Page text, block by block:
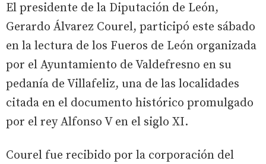
El presidente de la Diputación de León,
Gerardo Álvarez Courel, participó este sábado
en la lectura de los Fueros de León organizada
por el Ayuntamiento de Valdefresno en su
pedanía de Villafeliz, una de las localidades
citada en el documento histórico promulgado
por el rey Alfonso V en el siglo XI.
Courel fue recibido por la corporación del